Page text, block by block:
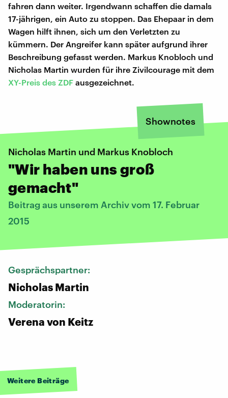
fahren dann weiter. Irgendwann schaffen die damals
17-jährigen, ein Auto zu stoppen. Das Ehepaar in dem
Wagen hilft ihnen, sich um den Verletzten zu
kümmern. Der Angreifer kann später aufgrund ihrer
Beschreibung gefasst werden. Markus Knobloch und
Nicholas Martin wurden für ihre Zivilcourage mit dem
XY-Preis des ZDF ausgezeichnet.
Shownotes
Nicholas Martin und Markus Knobloch
"Wir haben uns groß
gemacht"
Beitrag aus unserem Archiv vom 17. Februar
2015
Gesprächspartner:
Nicholas Martin
Moderatorin:
Verena von Keitz
Weitere Beiträge